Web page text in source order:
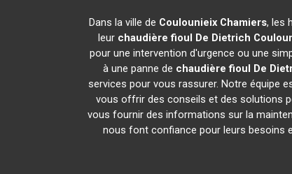
Dans la ville de Coulounieix Chamiers, les
leur chaudière fioul De Dietrich
pour une intervention d'urgence ou une
à une panne de chaudière fioul De
services pour vous rassurer. Notre équipe
vous offrir des conseils et des solutions
vous fournir des informations sur la
nous font confiance pour leurs besoins